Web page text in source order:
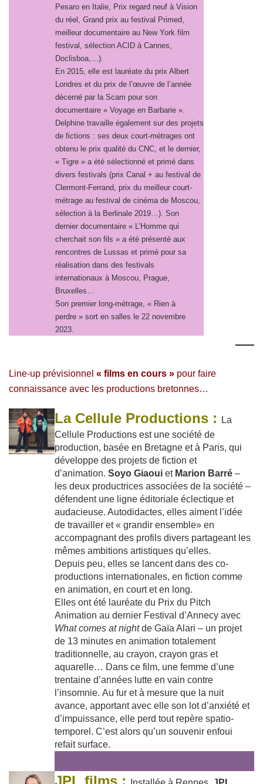
Pesaro en Italie, Prix regard neuf à Vision
du réel, Grand prix au festival Primed,
meilleur documentaire au New York film
festival, sélection ACID à Cannes,
Doclisboa,…).
En 2015, elle est lauréate du prix Albert
Londres et du prix de l’œuvre de l’année
décerné par la Scam pour son
documentaire « Voyage en Barbarie ».
Delphine travaille également sur des projets
de fictions : ses deux court-métrages ont
obtenu le prix qualité du CNC, et le dernier,
« Tigre » a été sélectionné et primé dans
divers festivals (prix Canal + au festival de
Clermont-Ferrand, prix du meilleur court-
métrage au festival de cinéma de Moscou,
sélection à la Berlinale 2019…). Son
dernier documentaire « L’Homme qui
cherchait son fils » a été présenté aux
rencontres de Lussas et primé pour sa
réalisation dans des festivals
internationaux à Moscou, Prague,
Bruxelles…
Son premier long-métrage, « Rien à
perdre » sort en salles le 22 novembre
2023.
—
Line-up prévisionnel « films en cours » pour faire
connaissance avec les productions bretonnes…
La Cellule Productions :
La
Cellule Productions est une société de
production, basée en Bretagne et à Paris, qui
développe des projets de fiction et
d’animation. Soyo Giaoui et Marion Barré –
les deux productrices associées de la société –
défendent une ligne éditoriale éclectique et
audacieuse. Autodidactes, elles aiment l’idée
de travailler et « grandir ensemble» en
accompagnant des profils divers partageant les
mêmes ambitions artistiques qu’elles.
Depuis peu, elles se lancent dans des co-
productions internationales, en fiction comme
en animation, en court et en long.
Elles ont été lauréate du Prix du Pitch
Animation au dernier Festival d’Annecy avec
What comes at nightde Gaïa Alari – un projet
de 13 minutes en animation totalement
traditionnelle, au crayon, crayon gras et
aquarelle… Dans ce film, une femme d’une
trentaine d’années lutte en vain contre
l’insomnie. Au fur et à mesure que la nuit
avance, apportant avec elle son lot d’anxiété et
d’impuissance, elle perd tout repère spatio-
temporel. C’est alors qu’un souvenir enfoui
refait surface.